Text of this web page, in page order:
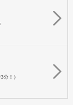
分！）